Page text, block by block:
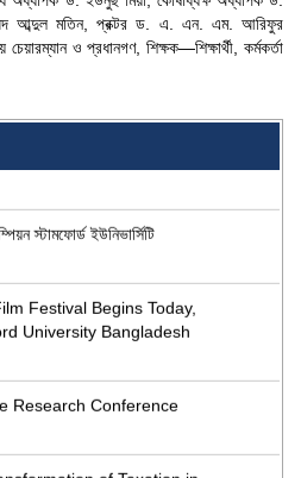
স্টামফোর্ড ইউনিভার্সিটি
Festival Begins Today,
University Bangladesh
Research Conference
of Taxation in
আব্দুল মতিন, প্রক্টর ড. এ. এন. এম. আরিফুর
ও প্রধানগণ, শিক্ষক—শিক্ষার্থী, কর্মকর্তা